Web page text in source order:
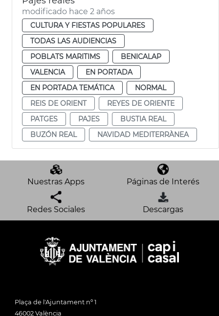
modificado hace 2 años
CULTURA Y FIESTAS POPULARES
TODAS LAS AUDIENCIAS
POBLATS MARITIMS
BENICALAP
VALENCIA
EN PORTADA
EN PORTADA TEMÁTICA
NORMAL
REIS DE ORIENT
REYES DE ORIENTE
PATGES
PAJES
BUSTIA REAL
BUZÓN REAL
NAVIDAD MEDITERRÀNEA
Nuestras Apps Páginas de Interés
Redes Sociales Descargas
Plaça de l'Ajuntament nº 1
46002 València